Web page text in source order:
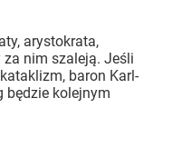
arystokrata,
nim szaleją. Jeśli
baron Karl-
będzie kolejnym